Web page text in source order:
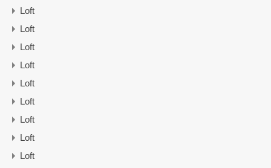
Loft
Loft
Loft
Loft
Loft
Loft
Loft
Loft
Loft